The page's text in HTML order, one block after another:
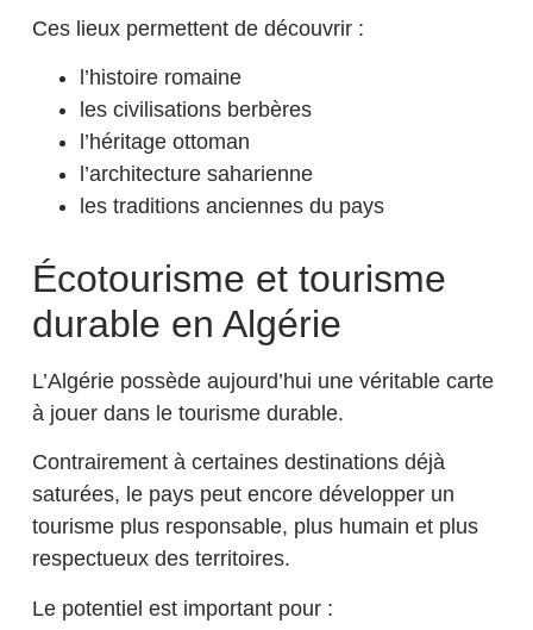
Ces lieux permettent de découvrir :
l’histoire romaine
les civilisations berbères
l’héritage ottoman
l’architecture saharienne
les traditions anciennes du pays
Écotourisme et tourisme
durable en Algérie
L’Algérie possède aujourd’hui une véritable carte
à jouer dans le tourisme durable.
Contrairement à certaines destinations déjà
saturées, le pays peut encore développer un
tourisme plus responsable, plus humain et plus
respectueux des territoires.
Le potentiel est important pour :